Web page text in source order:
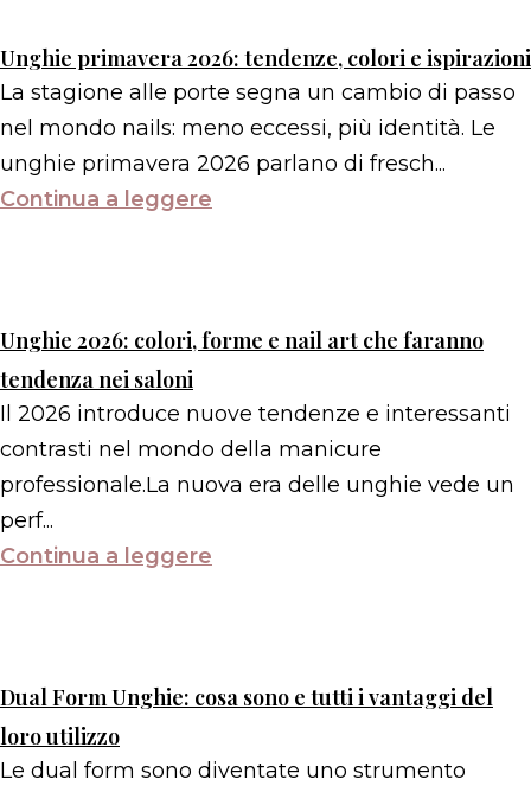
Unghie primavera 2026: tendenze, colori e ispirazioni
La stagione alle porte segna un cambio di passo
nel mondo nails: meno eccessi, più identità. Le
unghie primavera 2026 parlano di fresch...
Continua a leggere
Unghie 2026: colori, forme e nail art che faranno
tendenza nei saloni
Il 2026 introduce nuove tendenze e interessanti
contrasti nel mondo della manicure
professionale.La nuova era delle unghie vede un
perf...
Continua a leggere
Dual Form Unghie: cosa sono e tutti i vantaggi del
loro utilizzo
Le dual form sono diventate uno strumento